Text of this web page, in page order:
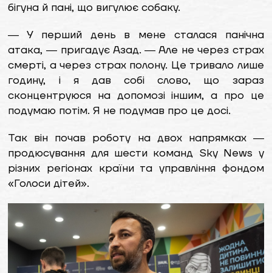
бігуна й пані, що вигулює собаку.
― У перший день в мене сталася панічна
атака, ― пригадує Азад. ― Але не через страх
смерті, а через страх полону. Це тривало лише
годину, і я дав собі слово, що зараз
сконцентруюся на допомозі іншим, а про це
подумаю потім. Я не подумав про це досі.
Так він почав роботу на двох напрямках ―
продюсування для шести команд Sky News у
різних регіонах країни та управління фондом
«Голоси дітей».